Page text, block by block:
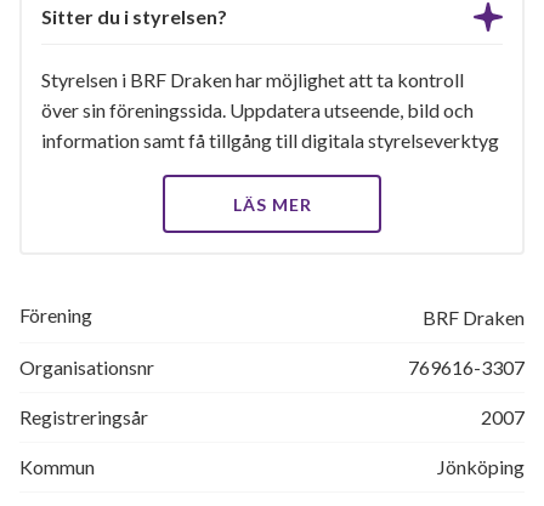
Sitter du i styrelsen?
Styrelsen i BRF Draken har möjlighet att ta kontroll
över sin föreningssida. Uppdatera utseende, bild och
information samt få tillgång till digitala styrelseverktyg
LÄS MER
Förening BRF Draken
Organisationsnr 769616-3307
Registreringsår 2007
Kommun Jönköping